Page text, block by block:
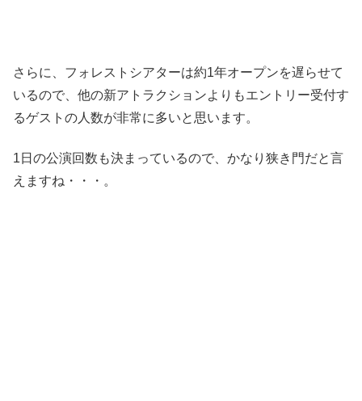
さらに、フォレストシアターは約1年オープンを遅らせて
いるので、他の新アトラクションよりもエントリー受付す
るゲストの人数が非常に多いと思います。
1日の公演回数も決まっているので、かなり狭き門だと言
えますね・・・。